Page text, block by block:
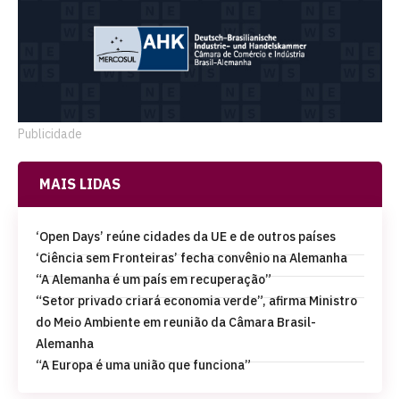
Publicidade
MAIS LIDAS
‘Open Days’ reúne cidades da UE e de outros países
‘Ciência sem Fronteiras’ fecha convênio na Alemanha
“A Alemanha é um país em recuperação”
“Setor privado criará economia verde”, afirma Ministro
do Meio Ambiente em reunião da Câmara Brasil-
Alemanha
“A Europa é uma união que funciona”